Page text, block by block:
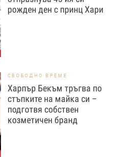
рожден ден с принц Хари
СВОБОДНО ВРЕМЕ
Харпър Бекъм тръгва по
стъпките на майка си –
подготвя собствен
козметичен бранд